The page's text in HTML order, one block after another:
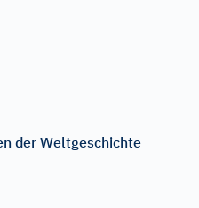
der Weltgeschichte